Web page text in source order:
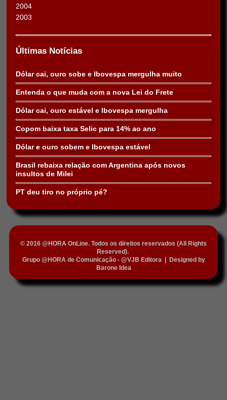
2004
2003
Últimas Notícias
Dólar cai, ouro sobe e Ibovespa mergulha muito
Entenda o que muda com a nova Lei do Frete
Dólar cai, ouro estável e Ibovespa mergulha
Copom baixa taxa Selic para 14% ao ano
Dólar e ouro sobem e Ibovespa estável
Brasil rebaixa relação com Argentina após novos
insultos de Milei
PT deu tiro no próprio pé?
© 2016 @HORA OnLine. Todos os direitos reservados (All Rights
Reserved).
Grupo @HORA de Comunicação - @VJB Editora|
Designed by
Barone Idea